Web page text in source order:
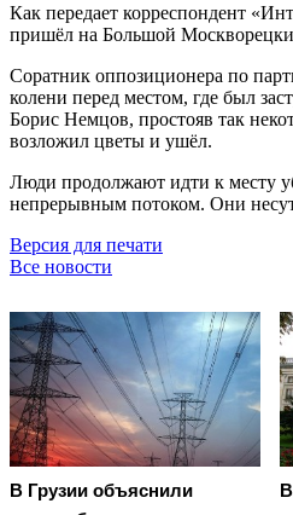
Как передает корреспондент
пришёл на Большой
Соратник оппозиционера по
колени перед местом, где был
Борис Немцов, простояв так
возложил цветы и ушёл.
Люди продолжают идти к месту
непрерывным потоком. Они
Версия для печати
Все новости
В Грузии объяснили